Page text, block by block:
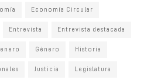
Economía Circular
Entrevista Entrevista destacada
Género Historia
Justicia Legislatura